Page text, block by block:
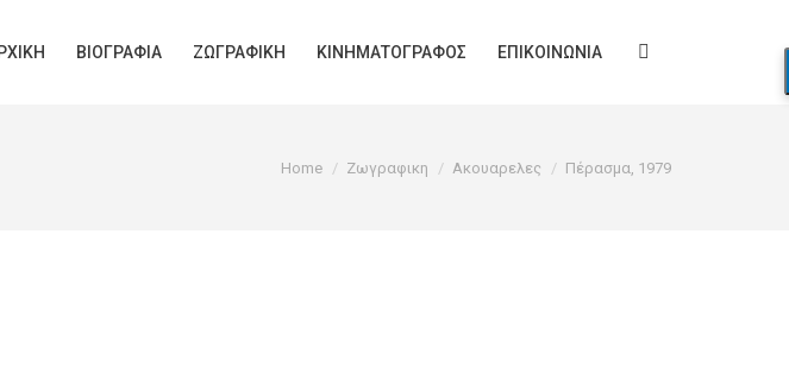
ΒΙΟΓΡΑΦΊΑ ΖΩΓΡΑΦΙΚΉ ΚΙΝΗΜΑΤΟΓΡΆΦΟΣ ΕΠΙΚΟΙΝΩΝΊΑ Search:
You are here:
Home Ζωγραφικη Ακουαρελες Πέρασμα, 1979